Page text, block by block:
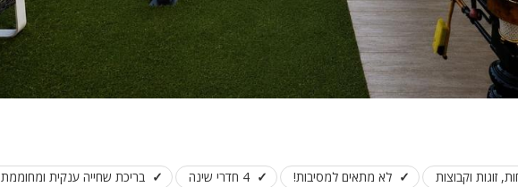
זוגות וקבוצות לא מתאים למסיבות! 4 חדרי שינה בריכת שחייה ענקית ומחוממת